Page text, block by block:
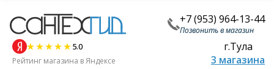
+7 (953) 964-13-44
Позвонить в магазин
5.0
Рейтинг магазина в Яндексе
г.Тула
3 магазина